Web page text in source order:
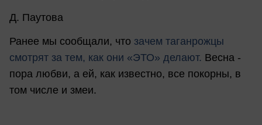
Д. Паутова
Ранее мы сообщали, что зачем таганрожцы
смотрят за тем, как они «ЭТО» делают. Весна -
пора любви, а ей, как известно, все покорны, в
том числе и змеи.